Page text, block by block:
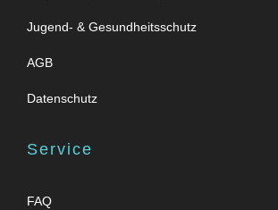
Jugend- & Gesundheitsschutz
AGB
Datenschutz
Service
FAQ